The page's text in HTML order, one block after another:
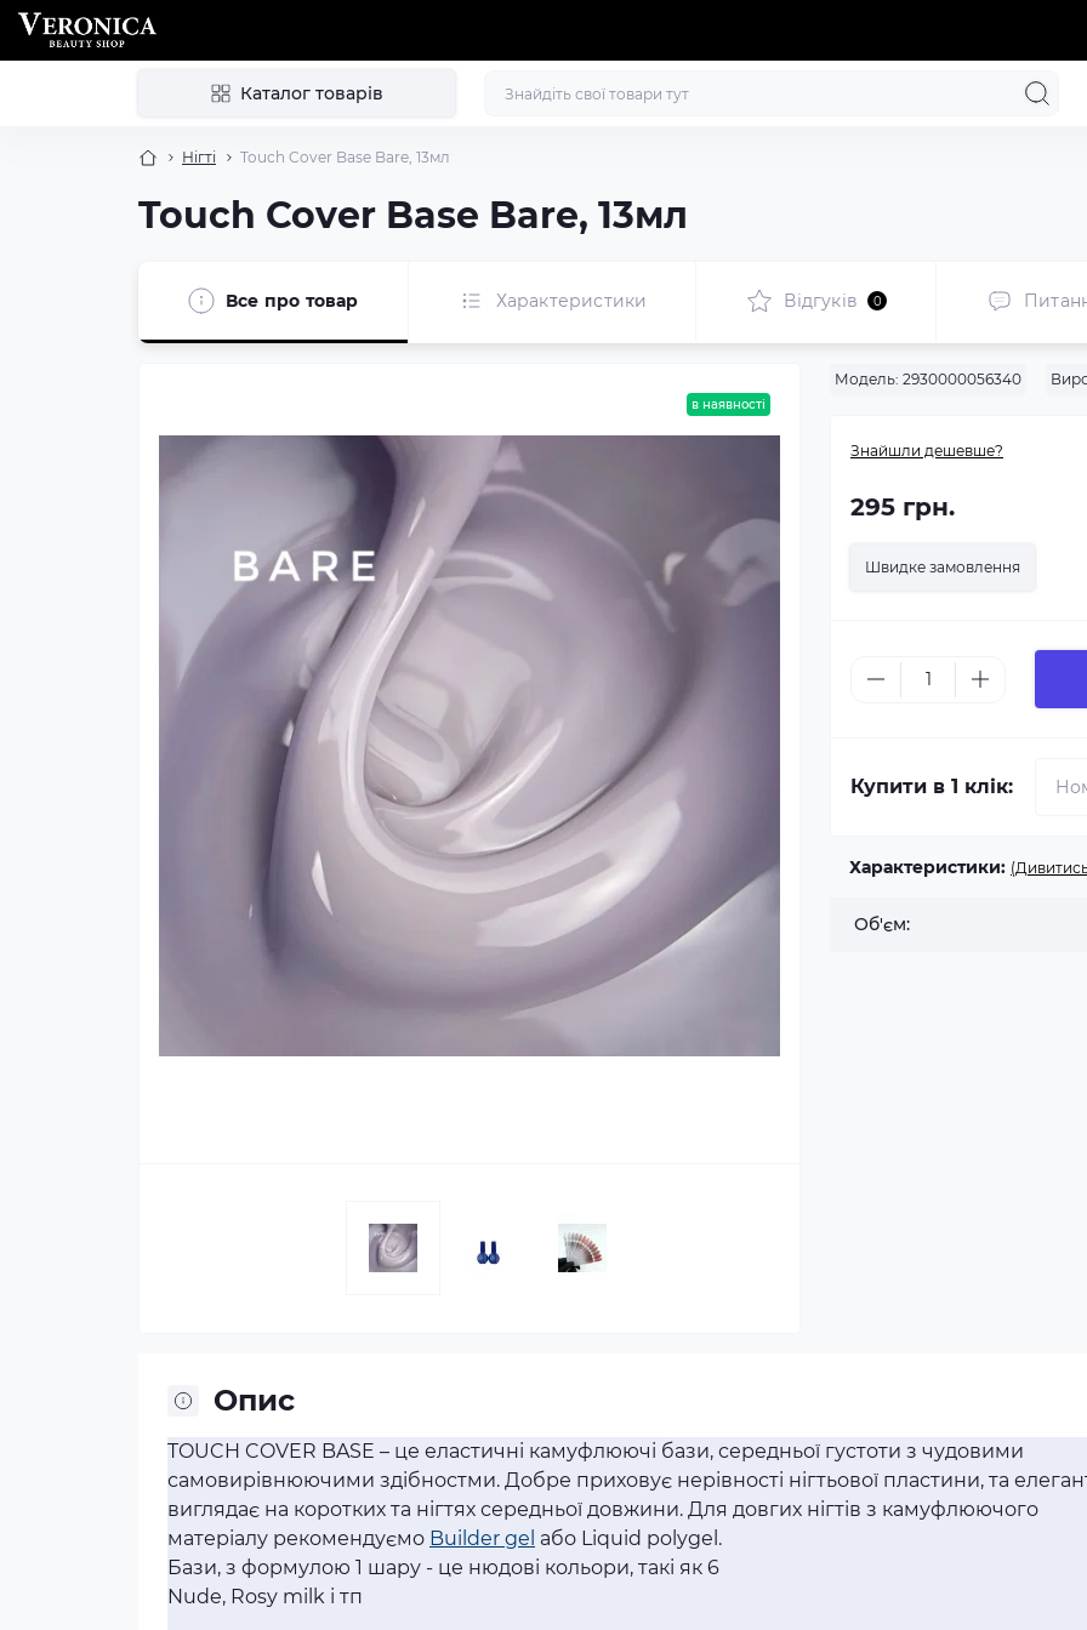
Каталог товарів
Нігті Touch Cover Base Bare, 13мл
Touch Cover Base Bare, 13мл
Все про товар Характеристики Відгуків 0
в наявності
Модель: 2930000056340
Знайшли дешевше?
295 грн.
Швидке замовлення
Купити в 1 клік:
Характеристики:
Об'єм:
Опис
TOUCH COVER BASE – це еластичні камуфлюючі бази, середньої густоти з чудовими
самовирівнюючими здібностми. Добре приховує нерівності нігтьової пластини, та
виглядає на коротких та нігтях середньої довжини. Для довгих нігтів з камуфлюючого
матеріалу рекомендуємо Builder gel або Liquid polygel.
Бази, з формулою 1 шару - це нюдові кольори, такі як 6
Nude, Rosy milk і тп